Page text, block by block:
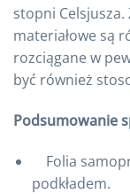
stopni Celsjusza.
materiałowe są
rozciągane w
być również
Podsumowanie
Folia
podkładem.